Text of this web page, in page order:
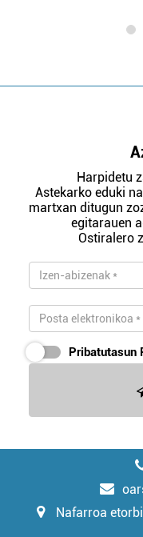
Harpidetu
Astekarko eduki
martxan ditugun
egitarauen
Ostiralero
Pribatutasun
Nafarroa